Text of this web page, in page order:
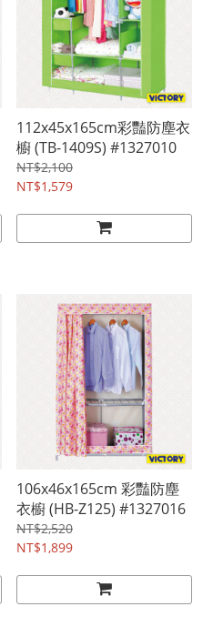
112x45x165cm彩豔防塵衣
櫥 (TB-1409S) #1327010
NT$2,100
NT$1,579
106x46x165cm 彩豔防塵
衣櫥 (HB-Z125) #1327016
NT$2,520
NT$1,899